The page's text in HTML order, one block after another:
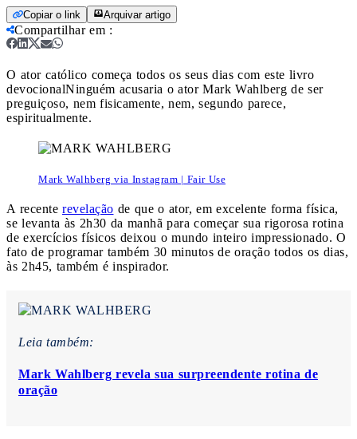
Copiar o link Arquivar artigo
Compartilhar em :
O ator católico começa todos os seus dias com este livro
devocionalNinguém acusaria o ator Mark Wahlberg de ser
preguiçoso, nem fisicamente, nem, segundo parece,
espiritualmente.
Mark Walhberg via Instagram | Fair Use
A recente revelação de que o ator, em excelente forma física,
se levanta às 2h30 da manhã para começar sua rigorosa rotina
de exercícios físicos deixou o mundo inteiro impressionado. O
fato de programar também 30 minutos de oração todos os dias,
às 2h45, também é inspirador.
Leia também:
Mark Wahlberg revela sua surpreendente rotina de
oração